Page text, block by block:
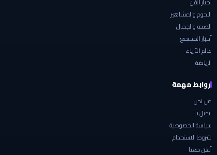
النجوم والمشاهير
الصحة والجمال
أخبار المجتمع
عالم الأزياء
الرياضة
روابط مهمة
من نحن
اتصل بنا
سياسة الخصوصية
شروط الاستخدام
أعلن معنا